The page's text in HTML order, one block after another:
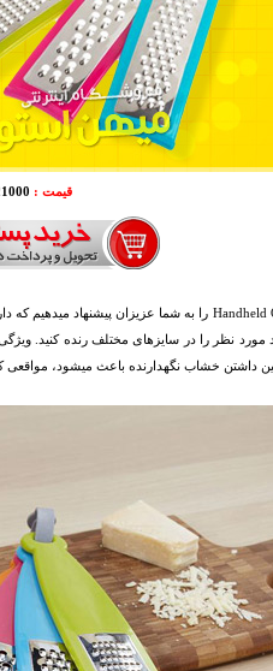
قیمت : 21000
مورد نظر را در سایزهای مختلف رنده کنید.
داشتن خشاب نگهدارنده باعث میشود، مواقعی که